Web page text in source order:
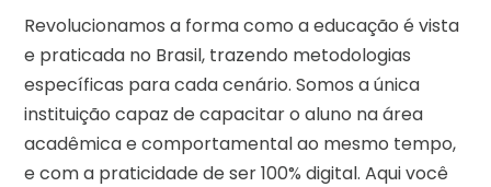
Revolucionamos a forma como a educação é vista
e praticada no Brasil, trazendo metodologias
específicas para cada cenário. Somos a única
instituição capaz de capacitar o aluno na área
acadêmica e comportamental ao mesmo tempo,
e com a praticidade de ser 100% digital. Aqui você